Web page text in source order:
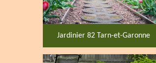
Jardinier 82 Tarn-et-Garonne